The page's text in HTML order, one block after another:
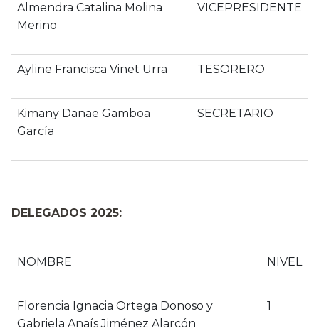
Almendra Catalina Molina
Merino
VICEPRESIDENTE
Ayline Francisca Vinet Urra TESORERO
Kimany Danae Gamboa
García
SECRETARIO
DELEGADOS 2025:
NOMBRE NIVEL
Florencia Ignacia Ortega Donoso y
Gabriela Anaís Jiménez Alarcón
1